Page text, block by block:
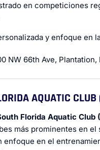
en competiciones
y enfoque en
NW 66th Ave, Plantation,
AQUATIC
Florida Aquatic Club
más prominentes en el
enfoque en el